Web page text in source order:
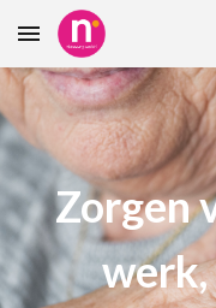
Skip to main content
Zorgen
werk,